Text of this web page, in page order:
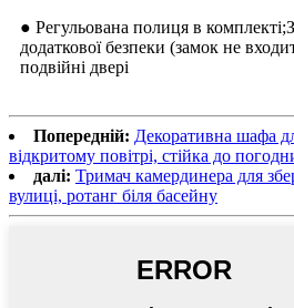
● Регульована полиця в
додаткової безпеки (замок не
подвійні двері
Попередній: Декоративна шафа
відкритому повітрі, стійка до
далі: Тримач камердинера для
вулиці, ротанг біля басейну